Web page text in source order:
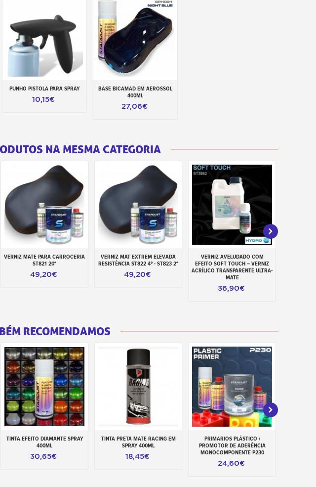
Adicionar ao carrinho
PUNHO PISTOLA PARA SPRAY
10,15€
Adicionar ao carrinho
BASE BICAMAD EM AEROSSOL
400ML
27,06€
NA MESMA CATEGORIA
Adicionar ao carrinho
VERNIZ MATE PARA CARROCERIA
ST821 20°
49,20€
Adicionar ao carrinho
VERNIZ MAT EXTREM ELEVADA
RESISTÊNCIA ST822 4º - ST823 2°
49,20€
Adicionar ao carrinho
VERNIZ AVELUDADO COM
EFEITO SOFT TOUCH – VERNIZ
ACRÍLICO TRANSPARENTE ULTRA-
MATE
36,90€
RECOMENDAMOS
Adicionar ao carrinho
TINTA EFEITO DIAMANTE SPRAY
400ML
30,65€
Adicionar ao carrinho
TINTA PRETA MATE RACING EM
SPRAY 400ML
18,45€
Adicionar ao carrinho
PRIMARIOS PLÁSTICO /
PROMOTOR DE ADERÊNCIA
MONOCOMPONENTE P230
24,60€